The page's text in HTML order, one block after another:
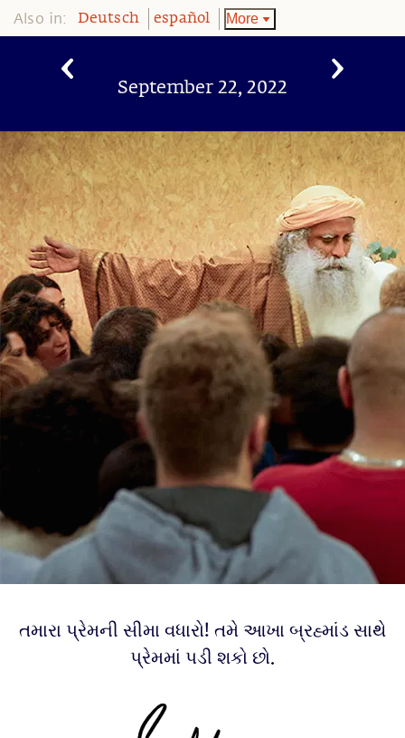
Also in: Deutsch español More
September 22, 2022
તમારા પ્રેમની સીમા વધારો! તમે આખા બ્રહ્માંડ સાથે
પ્રેમમાં પડી શકો છો.